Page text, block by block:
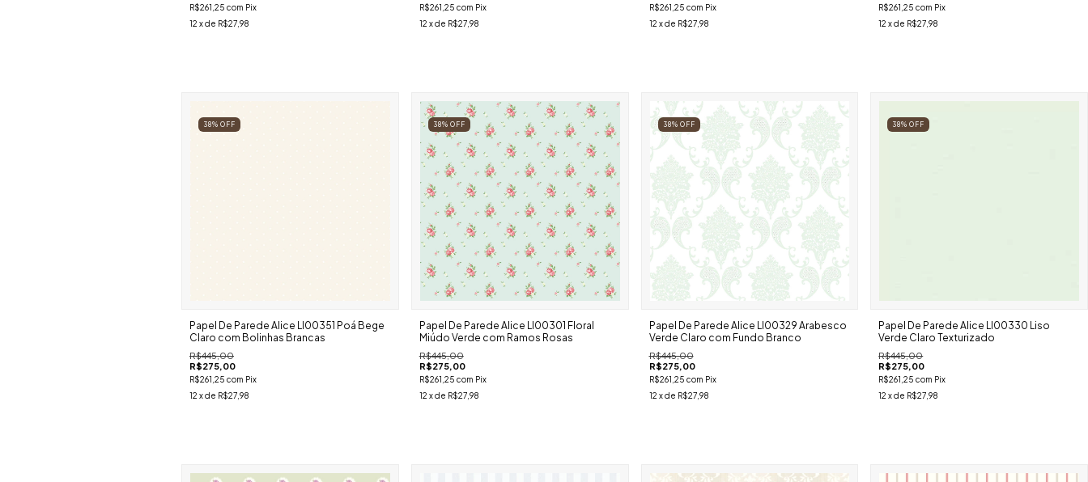
R$261,25 com Pix
12 x de R$27,98
R$261,25 com Pix
12 x de R$27,98
R$261,25 com Pix
12 x de R$27,98
R$261,25com Pix
12 x de R$27,98
38% OFF
Papel De Parede Alice Ll00351 Poá Bege
Claro com Bolinhas Brancas
R$445,00
R$275,00
R$261,25 com Pix
12 x de R$27,98
38% OFF
Papel De Parede Alice Ll00301 Floral
Miúdo Verde com Ramos Rosas
R$445,00
R$275,00
R$261,25 com Pix
12 x de R$27,98
38% OFF
Papel De Parede Alice Ll00329 Arabesco
Verde Claro com Fundo Branco
R$445,00
R$275,00
R$261,25 com Pix
12 x de R$27,98
38%OFF
Papel De Parede Alice Ll00330 Liso
Verde Claro Texturizado
R$445,00
R$275,00
R$261,25com Pix
12 x de R$27,98